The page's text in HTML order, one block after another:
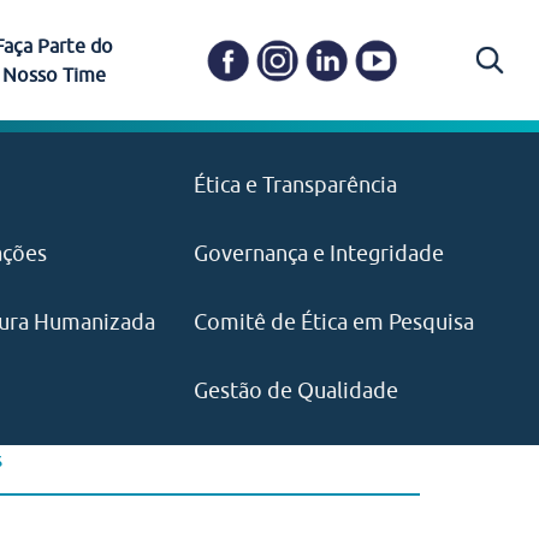
Ética e Transparência
Governança e Integridade
Humanizada Comitê de Ética em Pesquisa
Gestão de Qualidade
Carapicuíba
pelo CEJAM e(11) 97646‑2537
Parte do
Nosso Time
visão e valores?